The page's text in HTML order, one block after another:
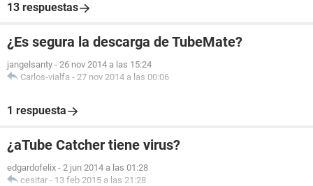
13 respuestas
¿Es segura la descarga de TubeMate?
jangelsanty - 26 nov 2014 a las 15:24
Carlos-vialfa - 27 nov 2014 a las 00:06
1 respuesta
¿aTube Catcher tiene virus?
edgardofelix - 2 jun 2014 a las 01:28
cesitar - 13 feb 2015 a las 21:28